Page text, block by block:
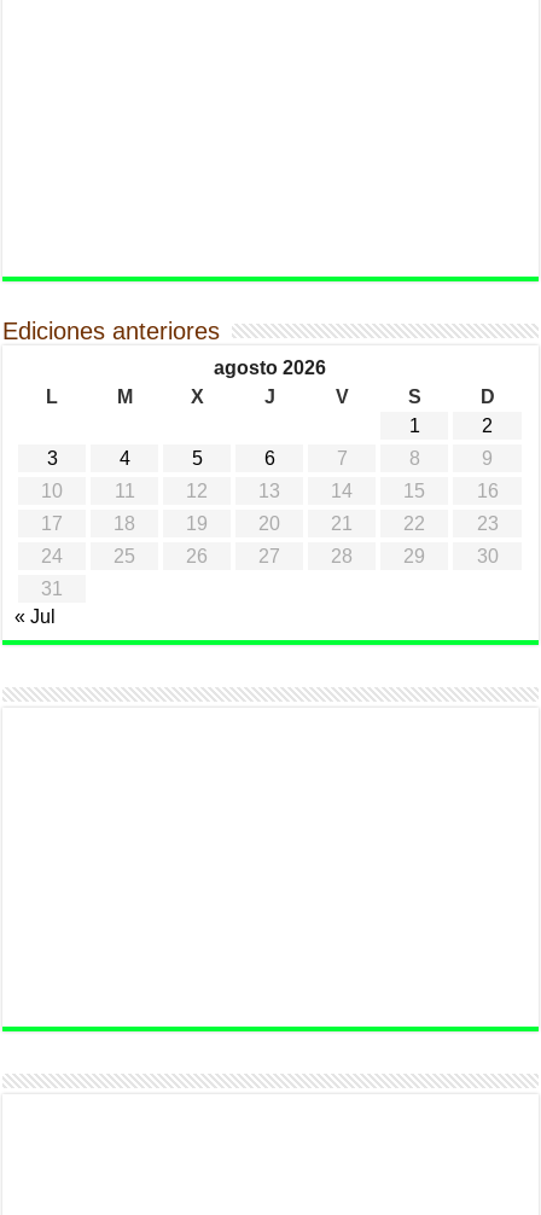
Ediciones anteriores
agosto 2026
L
M X J V S
D
1
2
3
4 5 6 7 8
9
10
11 12 13 14 15
16
17
18 19 20 21 22
23
24
25 26 27 28 29
30
31
« Jul